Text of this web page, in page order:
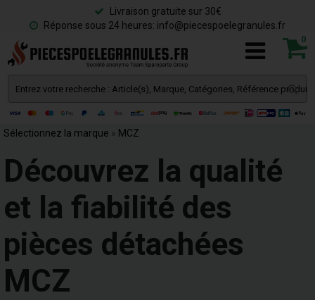
Livraison gratuite sur 30€
Réponse sous 24 heures: info@piecespoelegranules.fr
0
Sélectionnez la marque » MCZ
Découvrez la qualité
et la fiabilité des
pièces détachées
MCZ